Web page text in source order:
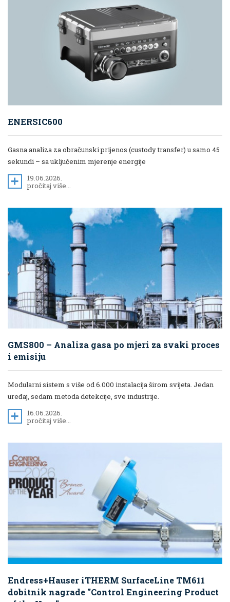
ENERSIC600
Gasna analiza za obračunski prijenos (custody transfer) u samo 45
sekundi – sa uključenim mjerenje energije
19.06.2026.
pročitaj više...
GMS800 – Analiza gasa po mjeri za svaki proces
i emisiju
Modularni sistem s više od 6.000 instalacija širom svijeta. Jedan
uređaj, sedam metoda detekcije, sve industrije.
16.06.2026.
pročitaj više...
Endress+Hauser iTHERM SurfaceLine TM611
dobitnik nagrade "Control Engineering Product